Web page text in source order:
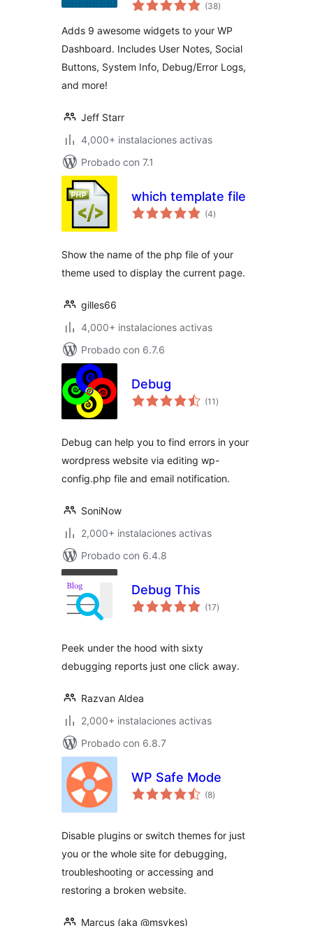
(38de
)
Adds 9 awesome widgets to your WP
Dashboard. Includes User Notes, Social
Buttons, System Info, Debug/Error Logs,
and more!
Jeff Starr
4,000+ instalaciones activas
Probado con 7.1
which template file
(4total
de
)
Show the name of the php file of your
theme used to display the current page.
gilles66
4,000+ instalaciones activas
Probado con 6.7.6
Debug
(11 total
de
)
Debug can help you to find errors in your
wordpress website via editing wp-
config.php file and email notification.
SoniNow
2,000+ instalaciones activas
Probado con 6.4.8
Debug This
(17total
de
)
Peek under the hood with sixty
debugging reports just one click away.
Razvan Aldea
2,000+ instalaciones activas
Probado con 6.8.7
WP Safe Mode
(8total
de
)
Disable plugins or switch themes for just
you or the whole site for debugging,
troubleshooting or accessing and
restoring a broken website.
Marcus (aka @msykes)